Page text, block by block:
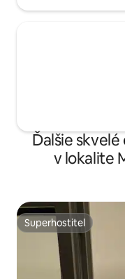
Ďalšie
v lokalite
Superhostiteľ
Superhostiteľ